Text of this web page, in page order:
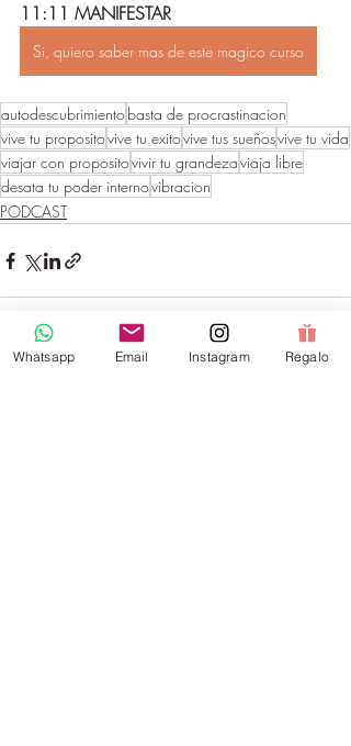
11:11 MANIFESTAR
Si, quiero saber mas de este magico curso
autodescubrimientobasta de procrastinacion
vive tu propositovive tu exitovive tus sueñosvive tu vida
viajar con propositovivir tu grandezaviaja libre
desata tu poder internovibracion
PODCAST
Whatsapp Email Instagram Regalo